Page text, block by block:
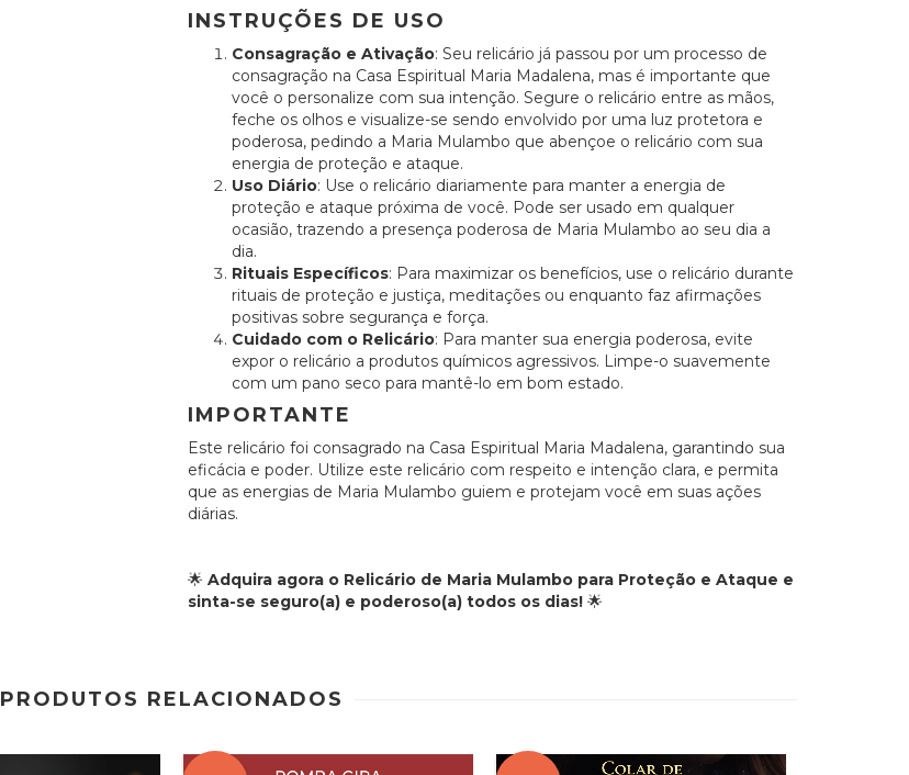
INSTRUÇÕES DE USO
Consagração e Ativação: Seu relicário já passou por um processo de
consagração na Casa Espiritual Maria Madalena, mas é importante que
você o personalize com sua intenção. Segure o relicário entre as mãos,
feche os olhos e visualize-se sendo envolvido por uma luz protetora e
poderosa, pedindo a Maria Mulambo que abençoe o relicário com sua
energia de proteção e ataque.
Uso Diário: Use o relicário diariamente para manter a energia de
proteção e ataque próxima de você. Pode ser usado em qualquer
ocasião, trazendo a presença poderosa de Maria Mulambo ao seu dia a
dia.
Rituais Específicos: Para maximizar os benefícios, use o relicário durante
rituais de proteção e justiça, meditações ou enquanto faz afirmações
positivas sobre segurança e força.
Cuidado com o Relicário: Para manter sua energia poderosa, evite
expor o relicário a produtos químicos agressivos. Limpe-o suavemente
com um pano seco para mantê-lo em bom estado.
IMPORTANTE
Este relicário foi consagrado na Casa Espiritual Maria Madalena, garantindo sua
eficácia e poder. Utilize este relicário com respeito e intenção clara, e permita
que as energias de Maria Mulambo guiem e protejam você em suas ações
diárias.
🌟 Adquira agora o Relicário de Maria Mulambo para Proteção e Ataque e
sinta-se seguro(a) e poderoso(a) todos os dias! 🌟
PRODUTOS RELACIONADOS